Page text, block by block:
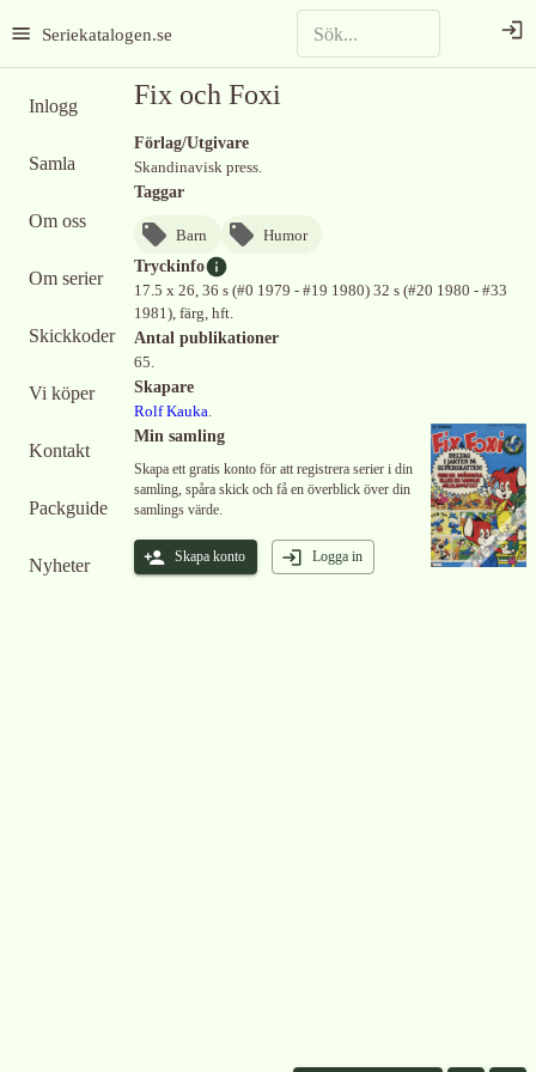
Seriekatalogen.se
Inlogg
Samla
Om oss
Om serier
Skickkoder
Vi köper
Kontakt
Packguide
Nyheter
Fix och Foxi
Förlag/Utgivare
Skandinavisk press.
Taggar
Barn
Humor
Tryckinfo
17.5 x 26, 36 s (#0 1979 - #19 1980) 32 s (#20 1980 - #33
1981), färg, hft.
Antal publikationer
65.
Skapare
Rolf Kauka.
Min samling
Skapa ett gratis konto för att registrera serier i din
samling, spåra skick och få en överblick över din
samlings värde.
Skapa konto Logga in